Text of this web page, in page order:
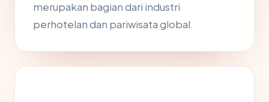
merupakan bagian dari industri
perhotelan dan pariwisata global.